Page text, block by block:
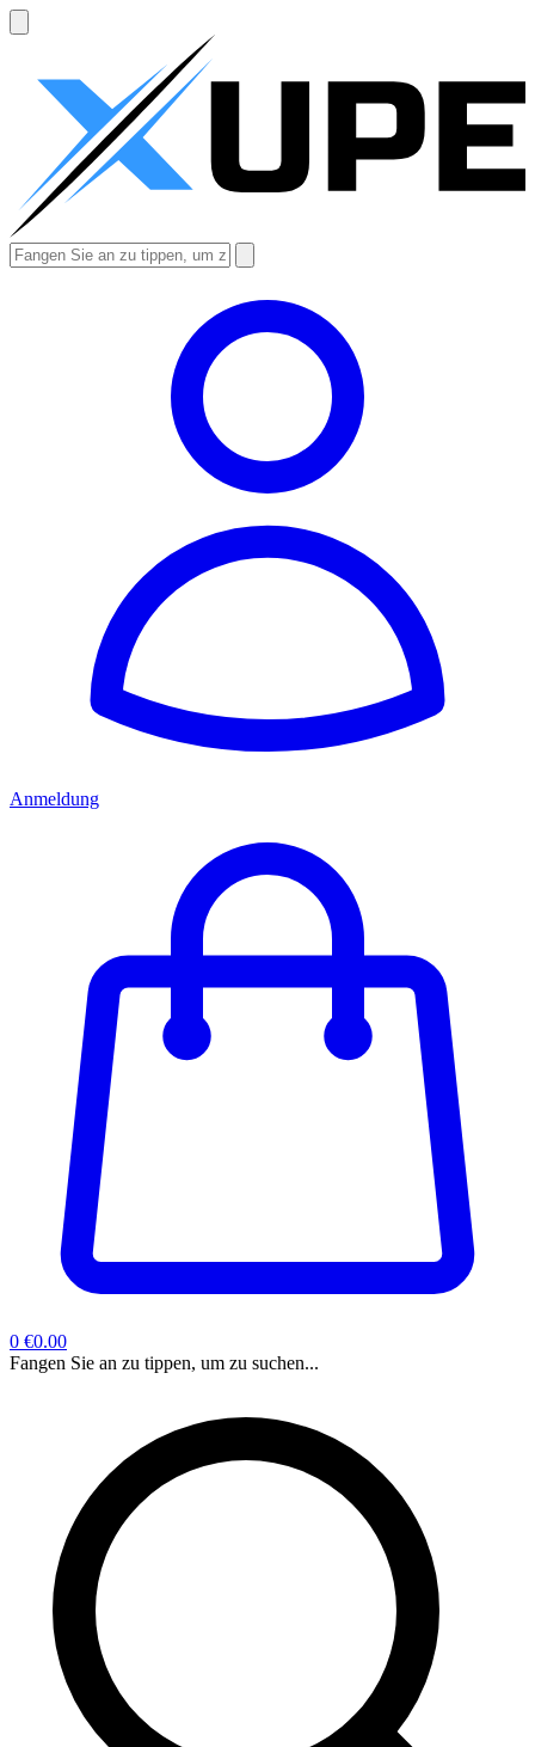
Anmeldung
0 €0.00
Fangen Sie an zu tippen, um zu suchen...